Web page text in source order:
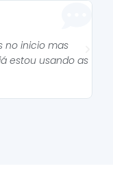
no inicio mas
estou usando as